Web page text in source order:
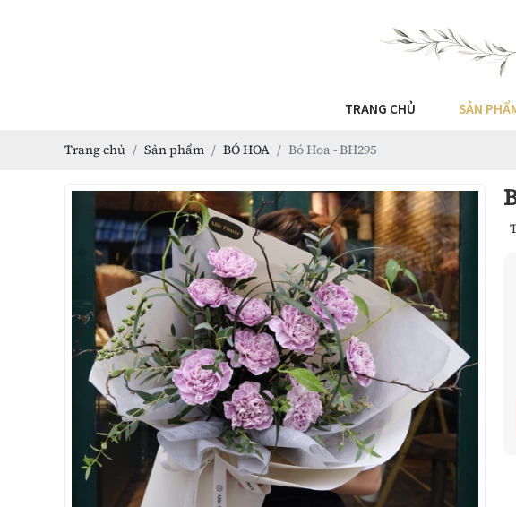
TRANG CHỦ SẢN
Trang chủ Sản phẩm BÓ HOA Bó Hoa - BH295